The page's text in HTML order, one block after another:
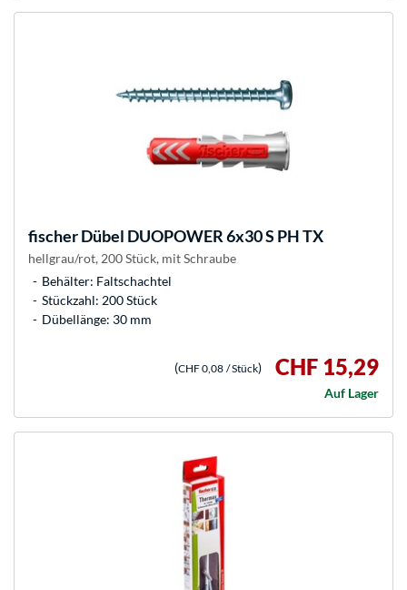
fischerDübel DUOPOWER 6x30 S PH TX
hellgrau/rot, 200 Stück, mit Schraube
Behälter: Faltschachtel
Stückzahl: 200 Stück
Dübellänge: 30 mm
(CHF 0,08 / Stück) CHF 15,29
Auf Lager